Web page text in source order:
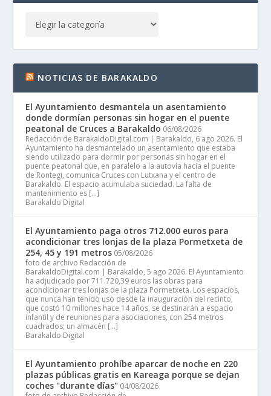
NOTICIAS DE BARAKALDO
El Ayuntamiento desmantela un asentamiento
donde dormían personas sin hogar en el puente
peatonal de Cruces a Barakaldo 06/08/2026
Redacción de BarakaldoDigital.com | Barakaldo, 6 ago 2026. El
Ayuntamiento ha desmantelado un asentamiento que estaba
siendo utilizado para dormir por personas sin hogar en el
puente peatonal que, en paralelo a la autovía hacia el puente
de Rontegi, comunica Cruces con Lutxana y el centro de
Barakaldo. El espacio acumulaba suciedad. La falta de
mantenimiento es […]
Barakaldo Digital
El Ayuntamiento paga otros 712.000 euros para
acondicionar tres lonjas de la plaza Pormetxeta de
254, 45 y 191 metros 05/08/2026
foto de archivo Redacción de
BarakaldoDigital.com | Barakaldo, 5 ago 2026. El Ayuntamiento
ha adjudicado por 711.720,39 euros las obras para
acondicionar tres lonjas de la plaza Pormetxeta. Los espacios,
que nunca han tenido uso desde la inauguración del recinto,
que costó 10 millones hace 14 años, se destinarán a espacio
infantil y de reuniones para asociaciones, con 254 metros
cuadrados; un almacén […]
Barakaldo Digital
El Ayuntamiento prohíbe aparcar de noche en 220
plazas públicas gratis en Kareaga porque se dejan
coches "durante días" 04/08/2026